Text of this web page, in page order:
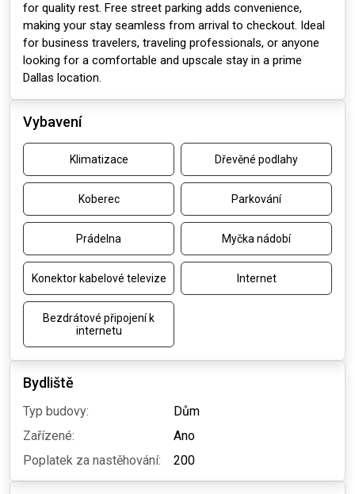
for quality rest. Free street parking adds convenience,
making your stay seamless from arrival to checkout. Ideal
for business travelers, traveling professionals, or anyone
looking for a comfortable and upscale stay in a prime
Dallas location.
Vybavení
Klimatizace Dřevěné podlahy
Koberec Parkování
Prádelna Myčka nádobí
Konektor kabelové televize Internet
Bezdrátové připojení k
internetu
Bydliště
Typ budovy:
Dům
Zařízené:
Ano
Poplatek za nastěhování:
200